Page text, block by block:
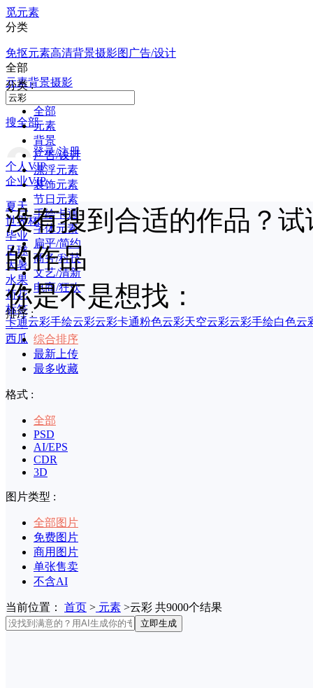
觅元素
分类
免抠元素高清背景摄影图 广告/设计
全部
元素背景摄影
搜全部
登录/注册
个人VIP
企业VIP
夏天
世界杯
毕业
足球
大暑
水果
荷花
标签
印章
西瓜
分类 :
全部
元素
背景
广告/设计
漂浮元素
装饰元素
节日元素
手绘卡通
字体元素
扁平/简约
商务/科技
文艺/清新
电商/狂欢
排序 :
综合排序
最新上传
最多收藏
格式 :
全部
PSD
AI/EPS
CDR
3D
图片类型 :
全部图片
免费图片
商用图片
单张售卖
不含AI
当前位置： 首页 > 元素 >云彩 共9000个结果
立即生成
没有搜到合适的作品？
的作品
你是不是想找：
卡通云彩手绘云彩云彩卡通粉色云彩天空云彩云彩手绘白色云